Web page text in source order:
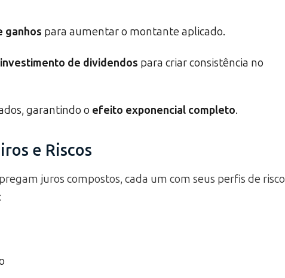
ganhos para aumentar o montante aplicado.
de dividendos para criar consistência no
garantindo o efeito exponencial completo.
e Riscos
juros compostos, cada um com seus perfis de risco